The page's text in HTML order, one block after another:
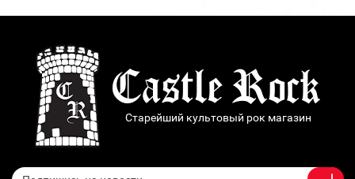
Старейший культовый рок магазин